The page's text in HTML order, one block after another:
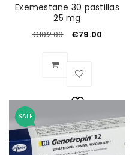
Exemestane 30 pastillas
25 mg
€102.00 €79.00
Lista
de
SALE